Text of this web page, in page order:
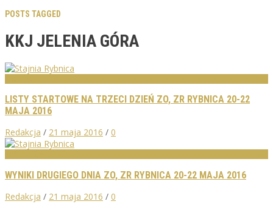
POSTS TAGGED
KKJ JELENIA GÓRA
LISTY STARTOWE NA TRZECI DZIEŃ ZO, ZR RYBNICA 20-22
MAJA 2016
Redakcja / 21 maja 2016 / 0
WYNIKI DRUGIEGO DNIA ZO, ZR RYBNICA 20-22 MAJA 2016
Redakcja / 21 maja 2016 / 0